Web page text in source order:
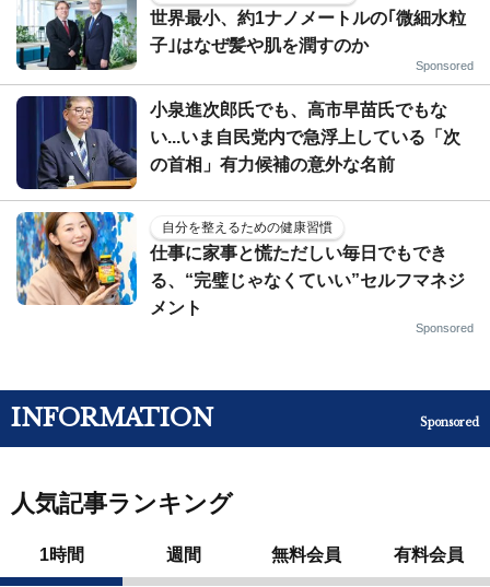
世界最小、約1ナノメートルの｢微細水粒
子｣はなぜ髪や肌を潤すのか
Sponsored
小泉進次郎氏でも、高市早苗氏でもな
い...いま自民党内で急浮上している「次
の首相」有力候補の意外な名前
自分を整えるための健康習慣
仕事に家事と慌ただしい毎日でもでき
る、“完璧じゃなくていい”セルフマネジ
メント
Sponsored
INFORMATION Sponsored
人気記事ランキング
1時間 週間 無料会員 有料会員